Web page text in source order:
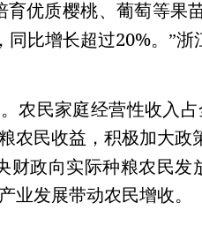
优质樱桃、葡萄等果
同比增长超过20%。”浙
民家庭经营性收入占
农民收益，积极加大政
财政向实际种粮农民发
业发展带动农民增收。